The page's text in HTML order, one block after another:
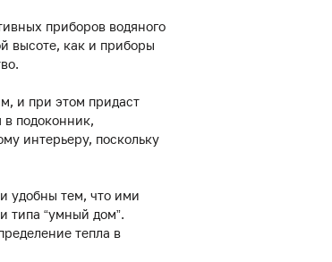
приборов водяного
высоте, как и приборы
и при этом придаст
в подоконник,
интерьеру, поскольку
удобны тем, что ими
типа “умный дом”.
тепла в